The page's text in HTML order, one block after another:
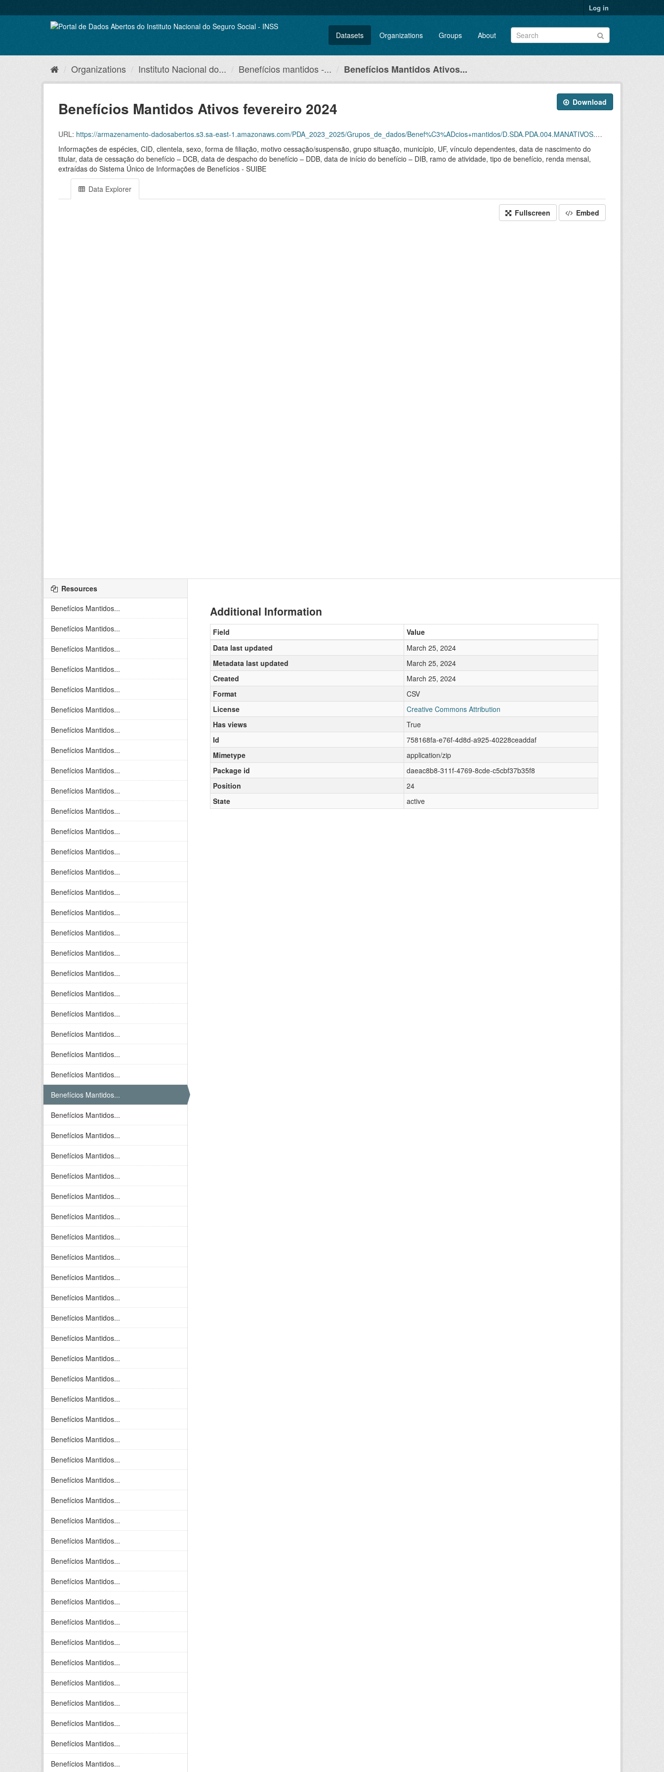
to
Log in
Datasets Organizations Groups About
Organizations Instituto Nacional do... Benefícios mantidos -... Benefícios Mantidos Ativos...
Download
Benefícios Mantidos Ativos fevereiro 2024
URL: https://armazenamento-dadosabertos.s3.sa-east-1.amazonaws.com/PDA_2023_2025/Grupos_de_dados/Benef%C3%ADcios+mantidos/D.SDA.PDA.004.MANATIVOS.202402.CVS.ZIP
Informações de espécies, CID, clientela, sexo, forma de filiação, motivo cessação/suspensão, grupo situação, município, UF, vínculo dependentes, data de nascimento do
titular, data de cessação do benefício – DCB, data de despacho do benefício – DDB, data de início do benefício – DIB, ramo de atividade, tipo de benefício, renda mensal,
extraídas do Sistema Único de Informações de Benefícios - SUIBE
Data Explorer
Fullscreen Embed
Resources
Benefícios Mantidos...
Benefícios Mantidos...
Benefícios Mantidos...
Benefícios Mantidos...
Benefícios Mantidos...
Benefícios Mantidos...
Benefícios Mantidos...
Benefícios Mantidos...
Benefícios Mantidos...
Benefícios Mantidos...
Benefícios Mantidos...
Benefícios Mantidos...
Benefícios Mantidos...
Benefícios Mantidos...
Benefícios Mantidos...
Benefícios Mantidos...
Benefícios Mantidos...
Benefícios Mantidos...
Benefícios Mantidos...
Benefícios Mantidos...
Benefícios Mantidos...
Benefícios Mantidos...
Benefícios Mantidos...
Benefícios Mantidos...
Benefícios Mantidos...
Benefícios Mantidos...
Benefícios Mantidos...
Benefícios Mantidos...
Benefícios Mantidos...
Benefícios Mantidos...
Benefícios Mantidos...
Benefícios Mantidos...
Benefícios Mantidos...
Benefícios Mantidos...
Benefícios Mantidos...
Benefícios Mantidos...
Benefícios Mantidos...
Benefícios Mantidos...
Benefícios Mantidos...
Benefícios Mantidos...
Benefícios Mantidos...
Benefícios Mantidos...
Benefícios Mantidos...
Benefícios Mantidos...
Benefícios Mantidos...
Benefícios Mantidos...
Benefícios Mantidos...
Benefícios Mantidos...
Benefícios Mantidos...
Benefícios Mantidos...
Benefícios Mantidos...
Benefícios Mantidos...
Benefícios Mantidos...
Benefícios Mantidos...
Benefícios Mantidos...
Benefícios Mantidos...
Benefícios Mantidos...
Benefícios Mantidos...
Additional Information
Field
Value
Data last updated
March 25, 2024
Metadata last updated
March 25, 2024
Created
March 25, 2024
Format
CSV
License
Creative Commons Attribution
Has views
True
Id
758168fa-e76f-4d8d-a925-40228ceaddaf
Mimetype
application/zip
Package id
daeac8b8-311f-4769-8cde-c5cbf37b35f8
Position
24
State
active